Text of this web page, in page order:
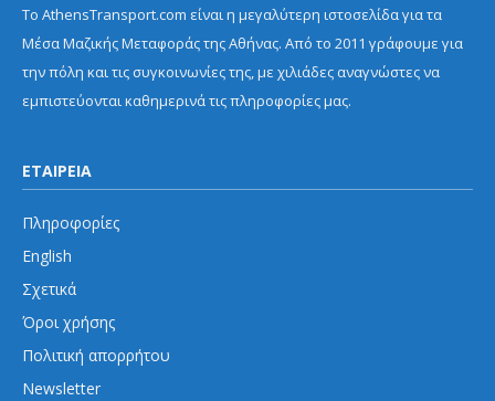
Το AthensTransport.com είναι η μεγαλύτερη ιστοσελίδα για τα
Μέσα Μαζικής Μεταφοράς της Αθήνας. Από το 2011 γράφουμε για
την πόλη και τις συγκοινωνίες της, με χιλιάδες αναγνώστες να
εμπιστεύονται καθημερινά τις πληροφορίες μας.
ΕΤΑΙΡΕΙΑ
Πληροφορίες
English
Σχετικά
Όροι χρήσης
Πολιτική απορρήτου
Newsletter